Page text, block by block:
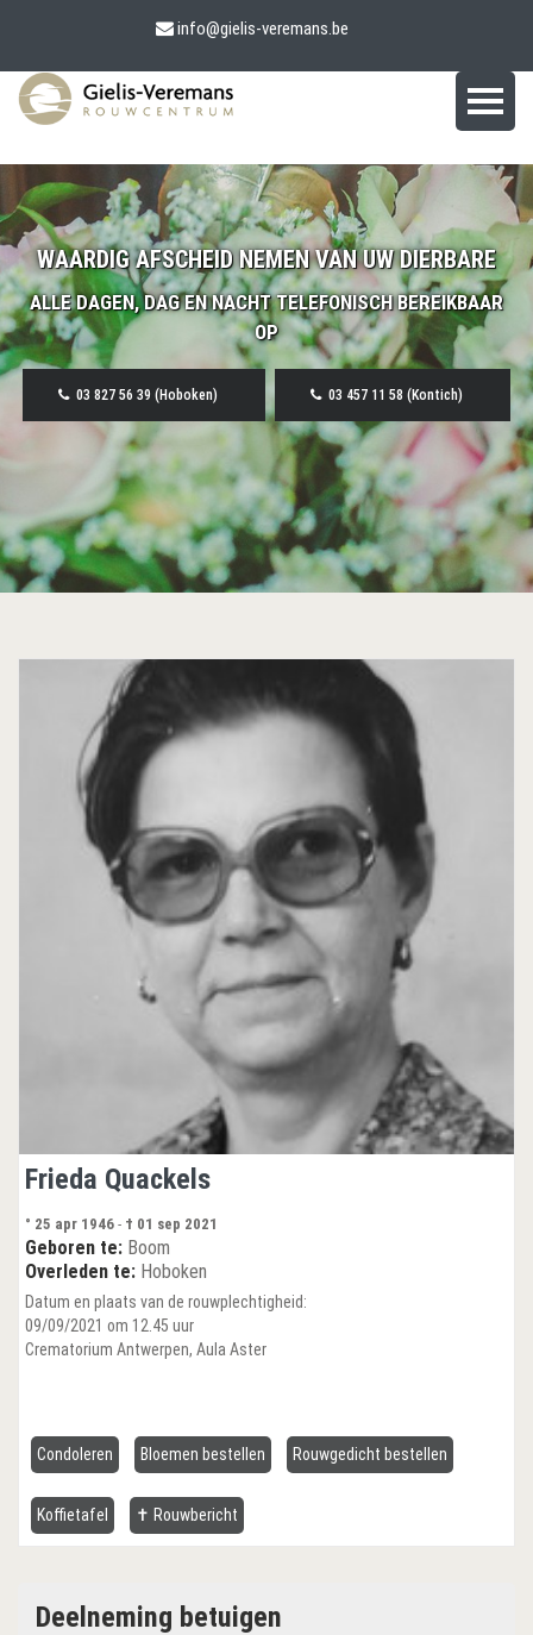
info@gielis-veremans.be
WAARDIG AFSCHEID NEMEN VAN UW DIERBARE
ALLE DAGEN, DAG EN NACHT TELEFONISCH BEREIKBAAR
OP
03 827 56 39 (Hoboken) 03 457 11 58 (Kontich)
Frieda Quackels
° 25 apr 1946 - † 01 sep 2021
Geboren te: Boom
Overleden te: Hoboken
Datum en plaats van de rouwplechtigheid:
09/09/2021 om 12.45 uur
Crematorium Antwerpen, Aula Aster
Condoleren Bloemen bestellen Rouwgedicht bestellen
Koffietafel ✝ Rouwbericht
Deelneming betuigen